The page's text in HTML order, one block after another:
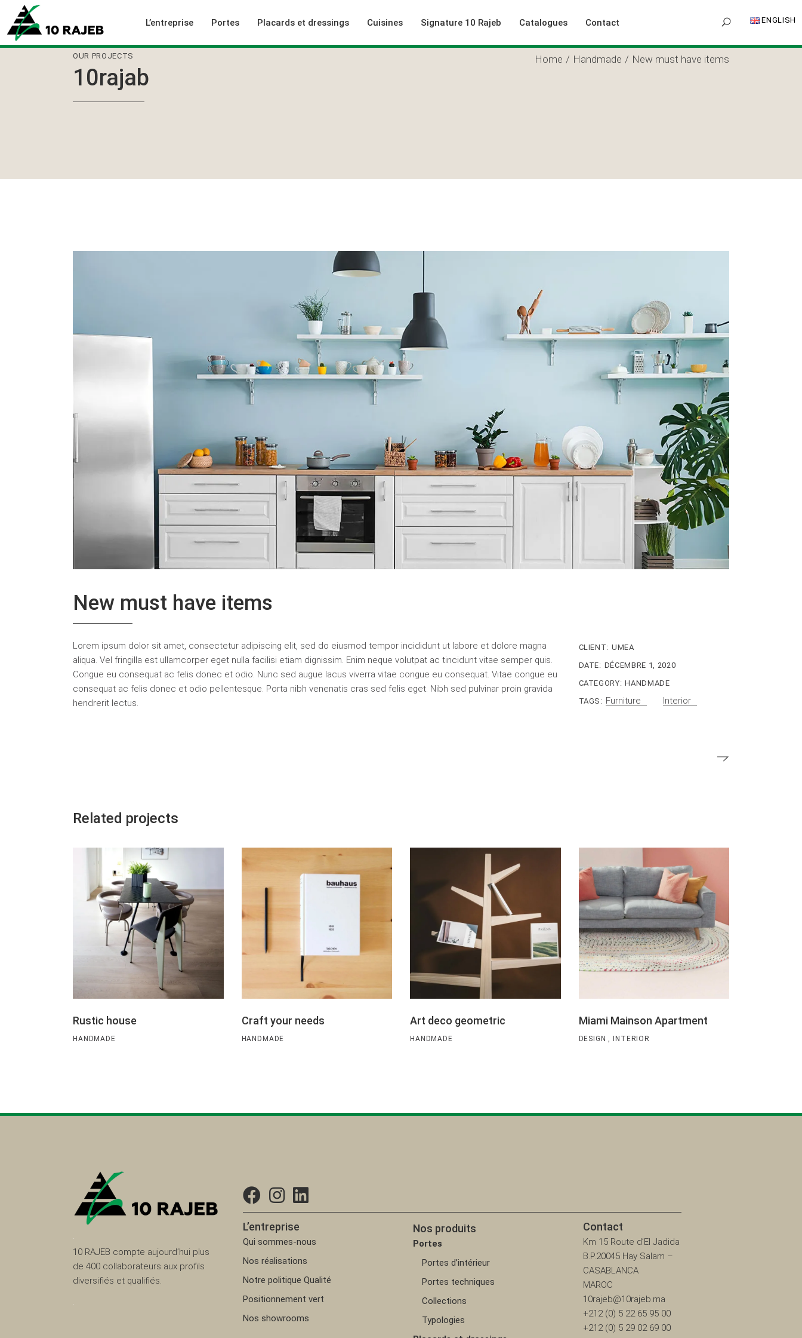
L’entreprise
Qui sommes-nous
Portes Placards et dressings Cuisines Signature 10 Rajeb Catalogues Contact ENGLISH
OUR PROJECTS
10rajab
Home Handmade New must have items
New must have items
Lorem ipsum dolor sit amet, consectetur adipiscing elit, sed do eiusmod tempor incididunt ut labore et dolore magna
aliqua. Vel fringilla est ullamcorper eget nulla facilisi etiam dignissim. Enim neque volutpat ac tincidunt vitae semper quis.
Congue eu consequat ac felis donec et odio. Nunc sed augue lacus viverra vitae congue eu consequat. Vitae congue eu
consequat ac felis donec et odio pellentesque. Porta nibh venenatis cras sed felis eget. Nibh sed pulvinar proin gravida
hendrerit lectus.
CLIENT: UMEA
DATE: DÉCEMBRE 1, 2020
CATEGORY: HANDMADE
TAGS: Furniture Interior
Related projects
Rustic house
HANDMADE
Craft your needs
HANDMADE
Art deco geometric
HANDMADE
Miami Mainson Apartment
DESIGN INTERIOR
10 RAJEB compte aujourd’hui plus
de 400 collaborateurs aux profils
diversifiés et qualifiés.
L’entreprise
Qui sommes-nous
Nos réalisations
Notre politique Qualité
Positionnement vert
Nos showrooms
Nos produits
Portes
Portes d’intérieur
Portes techniques
Collections
Typologies
Contact
Km 15 Route d’El Jadida
B.P.20045 Hay Salam –
CASABLANCA
MAROC
10rajeb@10rajeb.ma
+212 (0) 5 22 65 95 00
+212 (0) 5 29 02 69 00